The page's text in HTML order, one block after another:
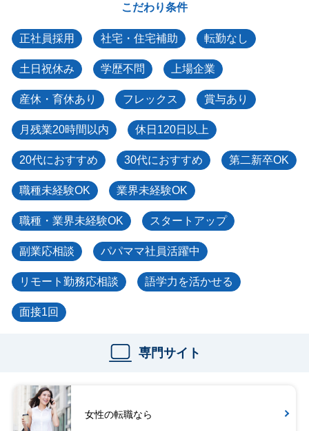
こだわり条件
正社員採用 社宅・住宅補助 転勤なし
土日祝休み 学歴不問 上場企業
産休・育休あり フレックス 賞与あり
月残業20時間以内 休日120日以上
20代におすすめ 30代におすすめ 第二新卒OK
職種未経験OK 業界未経験OK
職種・業界未経験OK スタートアップ
副業応相談 パパママ社員活躍中
リモート勤務応相談 語学力を活かせる
面接1回
専門サイト
女性の転職なら